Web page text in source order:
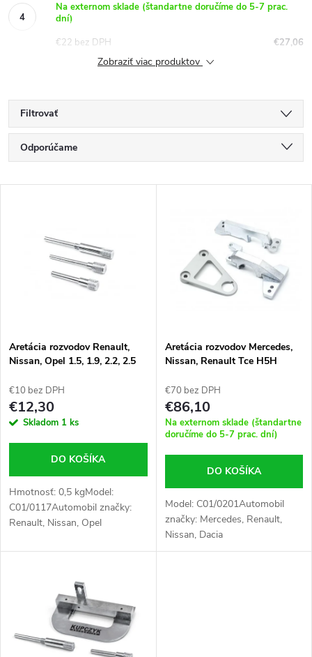
Na externom sklade (štandartne doručíme do 5-7 prac.
dní)
€27,06
€22 bez DPH
Zobraziť viac produktov
Filtrovať
R
a
e
p
r
d
u
o
Odporúčame
Abecedne
s
p
r
o
d
u
k
Aretácia rozvodov Renault,
Nissan, Opel 1.5, 1.9, 2.2, 2.5
€10 bez DPH
€12,30
Skladom 1 ks
DO KOŠÍKA
Hmotnosť: 0,5 kgModel:
C01/0117Automobil značky:
Renault, Nissan, Opel
Aretácia rozvodov Mercedes,
Nissan, Renault Tce H5H
€70 bez DPH
€86,10
Na externom sklade (štandartne
doručíme do 5-7 prac. dní)
DO KOŠÍKA
Model: C01/0201Automobil
značky: Mercedes, Renault,
Nissan, Dacia